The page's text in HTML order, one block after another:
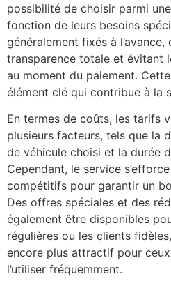
possibilité de choisir parmi
fonction de leurs besoins
généralement fixés à
transparence totale et évitant
au moment du paiement.
élément clé qui contribue à la
En termes de coûts, les tarifs
plusieurs facteurs, tels que la
de véhicule choisi et la durée
Cependant, le service
compétitifs pour garantir un
Des offres spéciales et des
également être disponibles
régulières ou les clients
encore plus attractif pour
l’utiliser fréquemment.